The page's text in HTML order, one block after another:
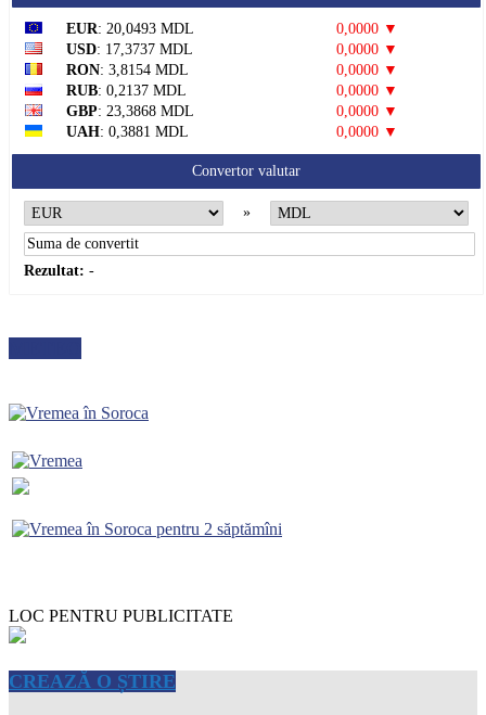
EUR: 20,0493 MDL
0,0000 ▼
USD: 17,3737 MDL
0,0000 ▼
RON: 3,8154 MDL
0,0000 ▼
RUB: 0,2137 MDL
0,0000 ▼
GBP: 23,3868 MDL
0,0000 ▼
UAH: 0,3881 MDL 0,0000 ▼
Convertor valutar
»
Rezultat: -
LOC PENTRU PUBLICITATE
CREAZĂ O ȘTIRE